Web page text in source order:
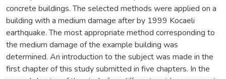
concrete buildings. The selected methods were applied on a
building with a medium damage after by 1999 Kocaeli
earthquake. The most appropriate method corresponding to
the medium damage of the example building was
determined. An introduction to the subject was made in the
first chapter of this study submitted in five chapters. In the